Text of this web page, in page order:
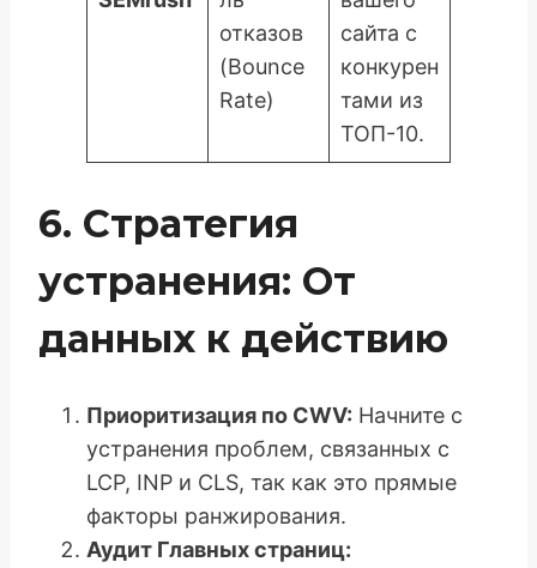
отказов
(Bounce
Rate)
сайта с
конкурен
тами из
ТОП-10.
6. Стратегия
устранения: От
данных к действию
Приоритизация по CWV: Начните с
устранения проблем, связанных с
LCP, INP и CLS, так как это прямые
факторы ранжирования.
Аудит Главных страниц: